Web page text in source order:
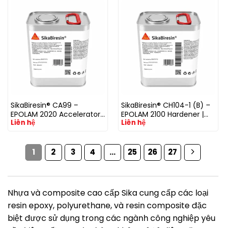
SikaBiresin® CA99 –
EPOLAM 2020 Accelerator |
Chất xúc tiến đóng rắn
Liên hệ
SikaBiresin® CH104-1 (B) –
EPOLAM 2100 Hardener |
Chất đóng rắn cho nhựa
Liên hệ
1 2 3 4 … 25 26 27
Nhựa và composite cao cấp Sika cung cấp các loại
resin epoxy, polyurethane, và resin composite đặc
biệt được sử dụng trong các ngành công nghiệp yêu